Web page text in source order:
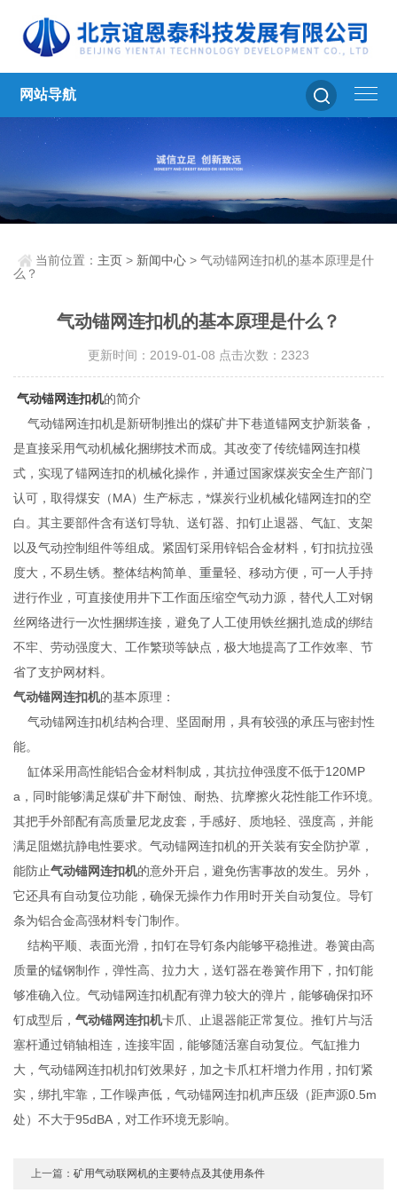
网站导航
当前位置： 主页 > 新闻中心 > 气动锚网连扣机的基本原理是什
么？
气动锚网连扣机的基本原理是什么？
更新时间：2019-01-08 点击次数：2323
气动锚网连扣机的简介
气动锚网连扣机是新研制推出的煤矿井下巷道锚网支护新装备，
是直接采用气动机械化捆绑技术而成。其改变了传统锚网连扣模
式，实现了锚网连扣的机械化操作，并通过国家煤炭安全生产部门
认可，取得煤安（MA）生产标志，*煤炭行业机械化锚网连扣的空
白。其主要部件含有送钉导轨、送钉器、扣钉止退器、气缸、支架
以及气动控制组件等组成。紧固钉采用锌铝合金材料，钉扣抗拉强
度大，不易生锈。整体结构简单、重量轻、移动方便，可一人手持
进行作业，可直接使用井下工作面压缩空气动力源，替代人工对钢
丝网络进行一次性捆绑连接，避免了人工使用铁丝捆扎造成的绑结
不牢、劳动强度大、工作繁琐等缺点，极大地提高了工作效率、节
省了支护网材料。
气动锚网连扣机的基本原理：
气动锚网连扣机结构合理、坚固耐用，具有较强的承压与密封性
能。
缸体采用高性能铝合金材料制成，其抗拉伸强度不低于120MP
a，同时能够满足煤矿井下耐蚀、耐热、抗摩擦火花性能工作环境。
其把手外部配有高质量尼龙皮套，手感好、质地轻、强度高，并能
满足阻燃抗静电性要求。气动锚网连扣机的开关装有安全防护罩，
能防止气动锚网连扣机的意外开启，避免伤害事故的发生。另外，
它还具有自动复位功能，确保无操作力作用时开关自动复位。导钉
条为铝合金高强材料专门制作。
结构平顺、表面光滑，扣钉在导钉条内能够平稳推进。卷簧由高
质量的锰钢制作，弹性高、拉力大，送钉器在卷簧作用下，扣钉能
够准确入位。气动锚网连扣机配有弹力较大的弹片，能够确保扣环
钉成型后，气动锚网连扣机卡爪、止退器能正常复位。推钉片与活
塞杆通过销轴相连，连接牢固，能够随活塞自动复位。气缸推力
大，气动锚网连扣机扣钉效果好，加之卡爪杠杆增力作用，扣钉紧
实，绑扎牢靠，工作噪声低，气动锚网连扣机声压级（距声源0.5m
处）不大于95dBA，对工作环境无影响。
上一篇：矿用气动联网机的主要特点及其使用条件